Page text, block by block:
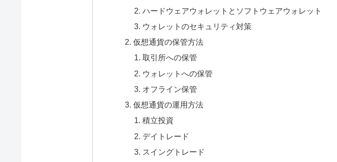
ハードウェアウォレットとソフトウェアウォレット
ウォレットのセキュリティ対策
仮想通貨の保管方法
取引所への保管
ウォレットへの保管
オフライン保管
仮想通貨の運用方法
積立投資
デイトレード
スイングトレード